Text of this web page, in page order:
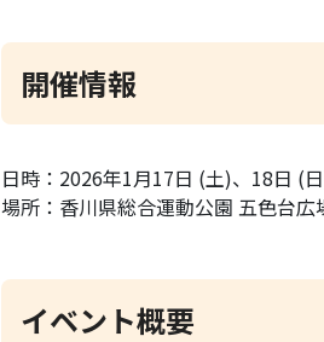
開催情報
日時：2026年1月17日 (土)、18日 (
場所：香川県総合運動公園 五色台広
イベント概要